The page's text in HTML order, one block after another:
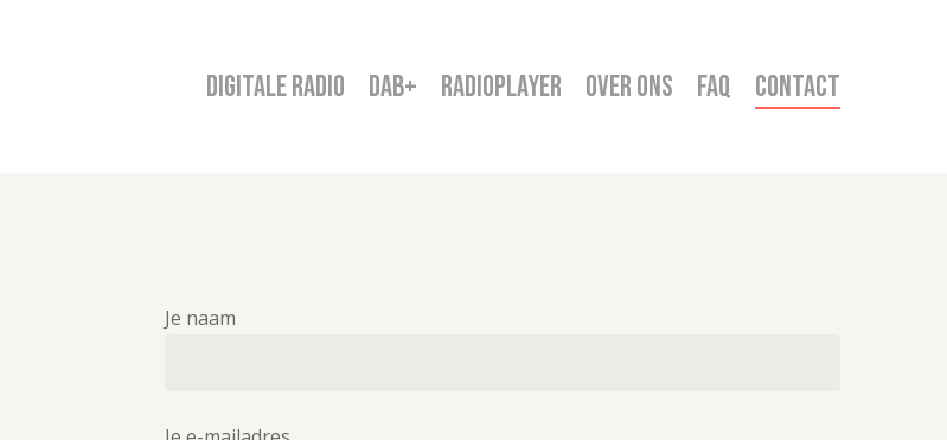
digitale radio DAB+ Radioplayer Over ons FAQ Contact
Je naam